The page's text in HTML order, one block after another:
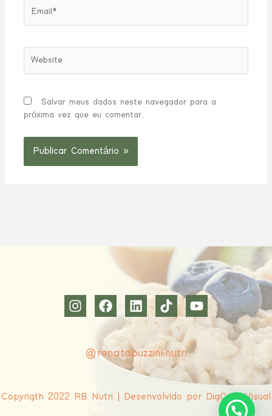
Salvar meus dados neste navegador para a
próxima vez que eu comentar.
@renatabuzzini.nutri
Copyrigth 2022 RB Nutri | Desenvolvido por DigCom Visual